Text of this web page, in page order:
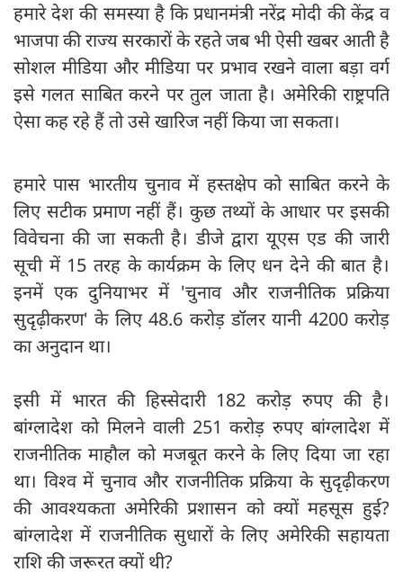
हमारे देश की समस्या है कि प्रधानमंत्री नरेंद्र मोदी की केंद्र व
भाजपा की राज्य सरकारों के रहते जब भी ऐसी खबर आती है
सोशल मीडिया और मीडिया पर प्रभाव रखने वाला बड़ा वर्ग
इसे गलत साबित करने पर तुल जाता है। अमेरिकी राष्ट्रपति
ऐसा कह रहे हैं तो उसे खारिज नहीं किया जा सकता।
हमारे पास भारतीय चुनाव में हस्तक्षेप को साबित करने के
लिए सटीक प्रमाण नहीं हैं। कुछ तथ्यों के आधार पर इसकी
विवेचना की जा सकती है। डीजे द्वारा यूएस एड की जारी
सूची में 15 तरह के कार्यक्रम के लिए धन देने की बात है।
इनमें एक दुनियाभर में 'चुनाव और राजनीतिक प्रक्रिया
सुदृढ़ीकरण' के लिए 48.6 करोड़ डॉलर यानी 4200 करोड़
का अनुदान था।
इसी में भारत की हिस्सेदारी 182 करोड़ रुपए की है।
बांग्लादेश को मिलने वाली 251 करोड़ रुपए बांग्लादेश में
राजनीतिक माहौल को मजबूत करने के लिए दिया जा रहा
था। विश्व में चुनाव और राजनीतिक प्रक्रिया के सुदृढ़ीकरण
की आवश्यकता अमेरिकी प्रशासन को क्यों महसूस हुई?
बांग्लादेश में राजनीतिक सुधारों के लिए अमेरिकी सहायता
राशि की जरूरत क्यों थी?